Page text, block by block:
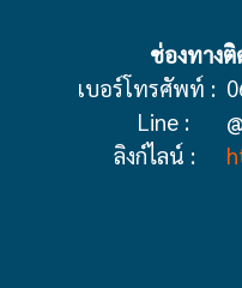
ช่องทางติด
เบอร์โทรศัพท์ :
Line :
ลิงก์ไลน์ :